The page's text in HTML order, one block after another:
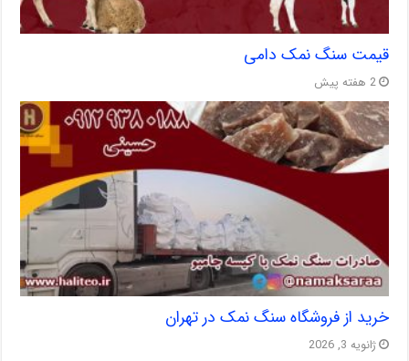
قیمت سنگ نمک دامی
2 هفته پیش
خرید از فروشگاه سنگ نمک در تهران
ژانویه 3, 2026